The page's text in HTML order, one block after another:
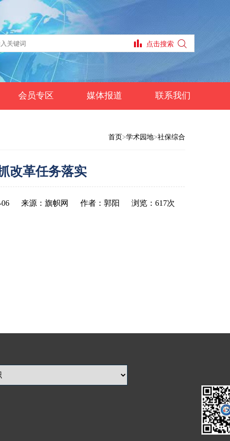
会员专区 媒体报道 联系我们
首页>学术园地>社保综合
改革任务落实
来源：旗帜网 作者：郭阳 浏览：617次